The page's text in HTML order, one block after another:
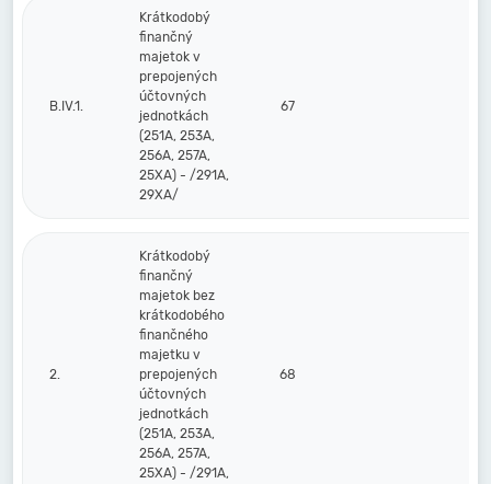
B.IV.1.
Krátkodobý
finančný
majetok v
prepojených
účtovných
jednotkách
(251A, 253A,
256A, 257A,
25XA) - /291A,
29XA/
67
2.
Krátkodobý
finančný
majetok bez
krátkodobého
finančného
majetku v
prepojených
účtovných
jednotkách
(251A, 253A,
256A, 257A,
25XA) - /291A,
68